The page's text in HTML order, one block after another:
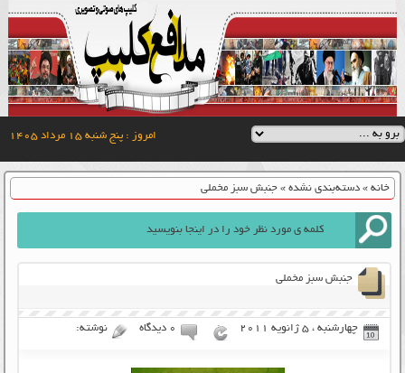
امروز : پنج شنبه ۱۵ مرداد ۱۴۰۵
خانه» دسته‌بندی نشده» جنبش سبز مخملی
جنبش سبز مخملی
چهارشنبه ، 5 ژانویه 2011 ۰ دیدگاه نوشته: